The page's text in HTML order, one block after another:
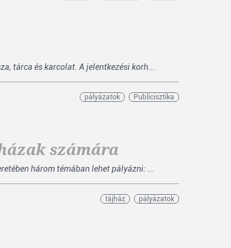
tárca és karcolat. A jelentkezési korh...
pályázatok Publicisztika
számára
három témában lehet pályázni: ...
tájház pályázatok